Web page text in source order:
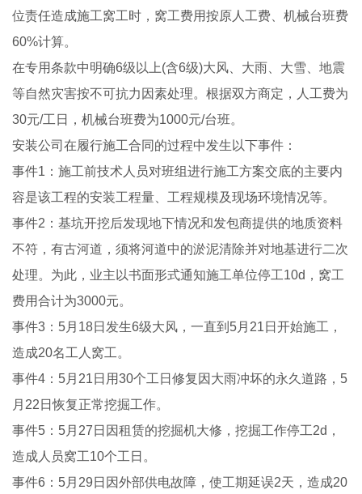
位责任造成施工窝工时，窝工费用按原人工费、机械台班费
60%计算。
在专用条款中明确6级以上(含6级)大风、大雨、大雪、地震
等自然灾害按不可抗力因素处理。根据双方商定，人工费为
30元/工日，机械台班费为1000元/台班。
安装公司在履行施工合同的过程中发生以下事件：
事件1：施工前技术人员对班组进行施工方案交底的主要内
容是该工程的安装工程量、工程规模及现场环境情况等。
事件2：基坑开挖后发现地下情况和发包商提供的地质资料
不符，有古河道，须将河道中的淤泥清除并对地基进行二次
处理。为此，业主以书面形式通知施工单位停工10d，窝工
费用合计为3000元。
事件3：5月18日发生6级大风，一直到5月21日开始施工，
造成20名工人窝工。
事件4：5月21日用30个工日修复因大雨冲坏的永久道路，5
月22日恢复正常挖掘工作。
事件5：5月27日因租赁的挖掘机大修，挖掘工作停工2d，
造成人员窝工10个工日。
事件6：5月29日因外部供电故障，使工期延误2天，造成20